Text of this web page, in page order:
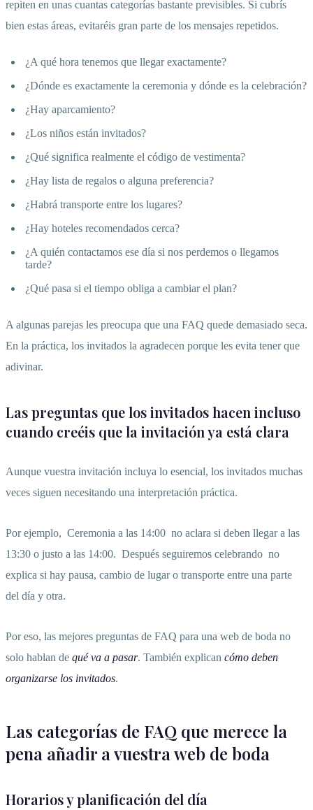
repiten en unas cuantas categorías bastante previsibles. Si cubrís
bien estas áreas, evitaréis gran parte de los mensajes repetidos.
¿A qué hora tenemos que llegar exactamente?
¿Dónde es exactamente la ceremonia y dónde es la celebración?
¿Hay aparcamiento?
¿Los niños están invitados?
¿Qué significa realmente el código de vestimenta?
¿Hay lista de regalos o alguna preferencia?
¿Habrá transporte entre los lugares?
¿Hay hoteles recomendados cerca?
¿A quién contactamos ese día si nos perdemos o llegamos
tarde?
¿Qué pasa si el tiempo obliga a cambiar el plan?
A algunas parejas les preocupa que una FAQ quede demasiado seca.
En la práctica, los invitados la agradecen porque les evita tener que
adivinar.
Las preguntas que los invitados hacen incluso
cuando creéis que la invitación ya está clara
Aunque vuestra invitación incluya lo esencial, los invitados muchas
veces siguen necesitando una interpretación práctica.
Por ejemplo, Ceremonia a las 14:00 no aclara si deben llegar a las
13:30 o justo a las 14:00. Después seguiremos celebrando no
explica si hay pausa, cambio de lugar o transporte entre una parte
del día y otra.
Por eso, las mejores preguntas de FAQ para una web de boda no
solo hablan de qué va a pasar. También explican cómo deben
organizarse los invitados.
Las categorías de FAQ que merece la
pena añadir a vuestra web de boda
Horarios y planificación del día